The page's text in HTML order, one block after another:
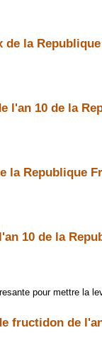
la Republique
l'an 10 de la
la Republique
10 de la
pour mettre la
fructidon de